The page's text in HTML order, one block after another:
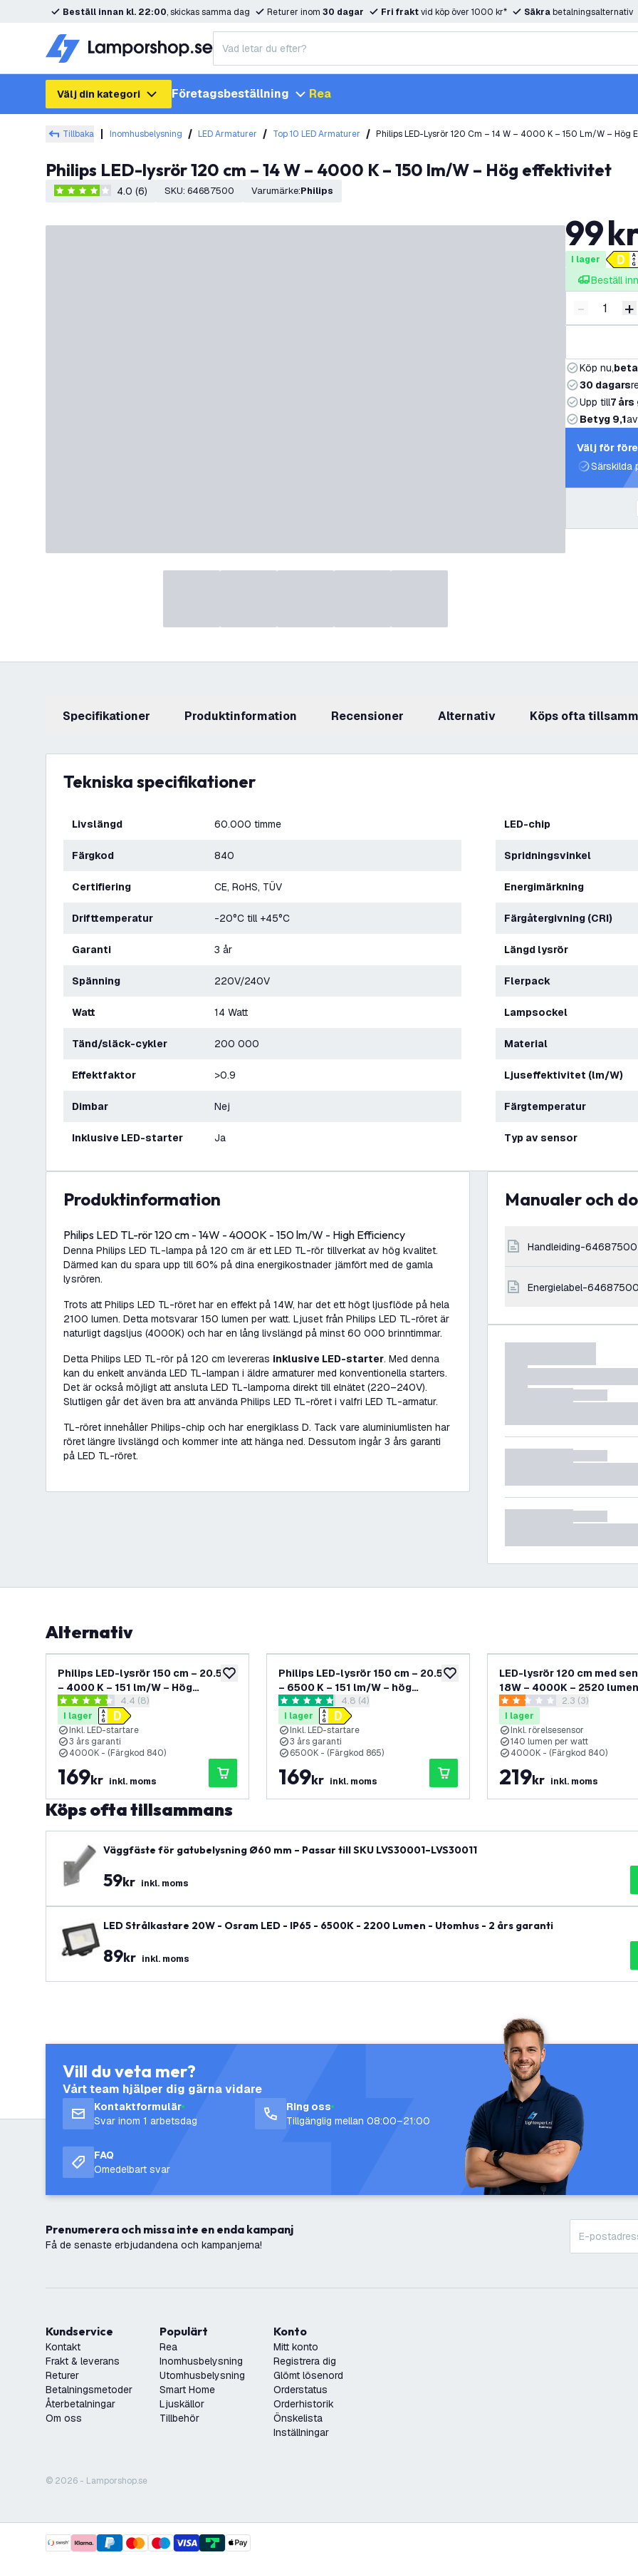
Beställ innan kl. 22:00, skickas samma dag Returer inom 30 dagar Fri fraktvid köp över 1000 kr* Säkrabetalningsalternativ
Välj din kategori Företagsbeställning Rea
Tillbaka Inomhusbelysning LED Armaturer Top 10 LED Armaturer Philips LED-Lysrör 120 Cm – 14 W – 4000 K – 150 Lm/W – Hög
Philips LED-lysrör 120 cm – 14 W – 4000 K – 150 lm/W – Hög effektivitet
4 stjärnbetyg 4.0 (6) SKU: 64687500 Varumärke: Philips
99
I lager
Beställ
Minska
- +
Köp nu,
30 dagars
Upp till7
Betyg 9,1av
Philips LED-lysrör 120 cm – 14 W – 4000 K – 150 lm/W – Hög effektivitet
Beställ innan kl. 22:00, skickas samma dag
Välj för
Särskilda
Specifikationer produktinformation recensioner Alternativ Köps ofta
Tekniska specifikationer
Livslängd 60.000 timme
Färgkod 840
Certifiering CE, RoHS, TÜV
Drifttemperatur -20°C till +45°C
Garanti 3 år
Spänning 220V/240V
Watt 14 Watt
Tänd/släck-cykler 200 000
Effektfaktor >0.9
Dimbar Nej
Inklusive LED-starter Ja
LED-chip
Spridningsvinkel
Energimärkning
Färgåtergivning (CRI)
Längd lysrör
Flerpack
Lampsockel
Material
Ljuseffektivitet (lm/W)
Färgtemperatur
Typ av sensor
produktinformation
Philips LED TL-rör 120 cm - 14W - 4000K - 150 lm/W - High Efficiency
Denna Philips LED TL-lampa på 120 cm är ett LED TL-rör tillverkat av hög kvalitet.
Därmed kan du spara upp till 60% på dina energikostnader jämfört med de gamla
lysrören.
Trots att Philips LED TL-röret har en effekt på 14W, har det ett högt ljusflöde på hela
2100 lumen. Detta motsvarar 150 lumen per watt. Ljuset från Philips LED TL-röret är
naturligt dagsljus (4000K) och har en lång livslängd på minst 60 000 brinntimmar.
Detta Philips LED TL-rör på 120 cm levereras inklusive LED-starter. Med denna
kan du enkelt använda LED TL-lampan i äldre armaturer med konventionella starters.
Det är också möjligt att ansluta LED TL-lamporna direkt till elnätet (220–240V).
Slutligen går det även bra att använda Philips LED TL-röret i valfri LED TL-armatur.
TL-röret innehåller Philips-chip och har energiklass D. Tack vare aluminiumlisten har
röret längre livslängd och kommer inte att hänga ned. Dessutom ingår 3 års garanti
på LED TL-röret.
Manualer och
handleiding-64687500
energielabel-
Alternativ
lägg till i önskelistan
Philips LED-lysrör 150 cm – 20.5 W
– 4000 K – 151 lm/W – Hög
effektivitetöppna recensionspanel
4.4 stjärnbetyg4.4 (8)
I lager
Inkl. LED-startare
3 års garanti
4000K - (Färgkod 840)
169kr inkl. moms
lägg till i önskelistan
Philips LED-lysrör 150 cm – 20.5 W
– 6500 K – 151 lm/W – hög
effektivitetöppna recensionspanel
4.8 stjärnbetyg4.8 (4)
I lager
Inkl. LED-startare
3 års garanti
6500K - (Färgkod 865)
169kr inkl. moms
LED-lysrör 120 cm med
18W – 4000K – 2520 lumen
öppna
2.3 stjärnbetyg2.3 (3)
I lager
Inkl. rörelsesensor
140 lumen per watt
4000K - (Färgkod 840)
219kr inkl. moms
Köps ofta tillsammans
Väggfäste för gatubelysning Ø60 mm – Passar till SKU LVS30001–LVS30011
59kr inkl. moms
LED Strålkastare 20W - Osram LED - IP65 - 6500K - 2200 Lumen - Utomhus - 2 års garanti
89kr inkl. moms
Vill du veta mer?
Vårt team hjälper dig gärna vidare
Kontaktformulär
Svar inom 1 arbetsdag
Ring oss
Tillgänglig mellan 08:00–21:00
FAQ
Omedelbart svar
Prenumerera och missa inte en enda kampanj
Få de senaste erbjudandena och kampanjerna!
Kundservice
Kontakt
Frakt & leverans
Returer
Betalningsmetoder
Återbetalningar
Om oss
Populärt
Rea
Inomhusbelysning
Utomhusbelysning
Smart Home
Ljuskällor
Tillbehör
Konto
Mitt konto
Registrera dig
Glömt lösenord
Orderstatus
Orderhistorik
Önskelista
Inställningar
© 2026 - Lamporshop.se
payment methods